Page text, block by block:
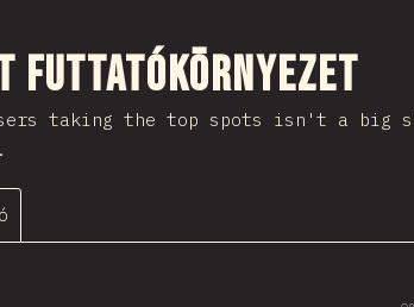
futtatókörnyezet
taking the top spots isn't a big